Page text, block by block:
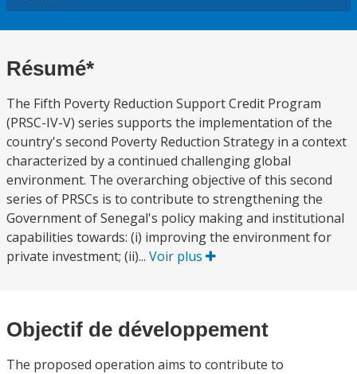
Résumé*
The Fifth Poverty Reduction Support Credit Program
(PRSC-IV-V) series supports the implementation of the
country's second Poverty Reduction Strategy in a context
characterized by a continued challenging global
environment. The overarching objective of this second
series of PRSCs is to contribute to strengthening the
Government of Senegal's policy making and institutional
capabilities towards: (i) improving the environment for
private investment; (ii)... Voir plus
Objectif de développement
The proposed operation aims to contribute to